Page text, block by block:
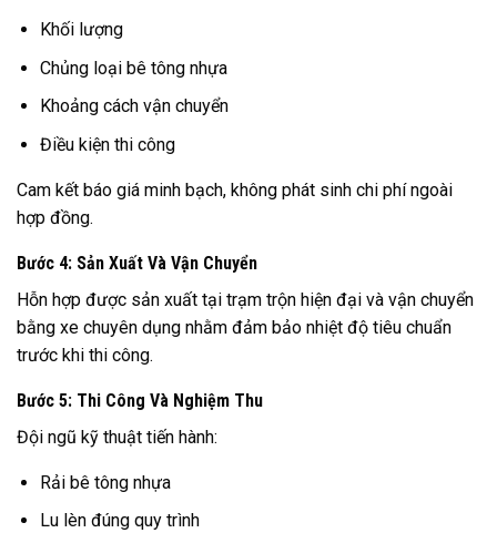
Khối lượng
Chủng loại bê tông nhựa
Khoảng cách vận chuyển
Điều kiện thi công
Cam kết báo giá minh bạch, không phát sinh chi phí ngoài
hợp đồng.
Bước 4: Sản Xuất Và Vận Chuyển
Hỗn hợp được sản xuất tại trạm trộn hiện đại và vận chuyển
bằng xe chuyên dụng nhằm đảm bảo nhiệt độ tiêu chuẩn
trước khi thi công.
Bước 5: Thi Công Và Nghiệm Thu
Đội ngũ kỹ thuật tiến hành:
Rải bê tông nhựa
Lu lèn đúng quy trình